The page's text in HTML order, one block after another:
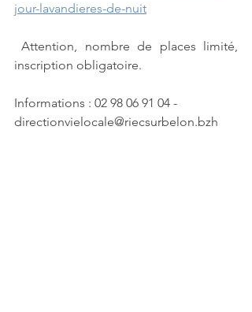
jour-lavandieres-de-nuit
Attention, nombre de places limité,
inscription obligatoire.
Informations : 02 98 06 91 04 -
directionvielocale@riecsurbelon.bzh